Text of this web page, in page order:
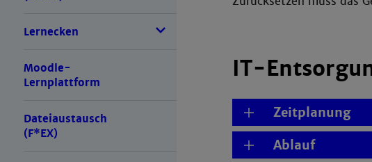
Lernecken
Moodle-
Lernplattform
Dateiaustausch
(F*EX)
IT-
Zeitplanung
Ablauf